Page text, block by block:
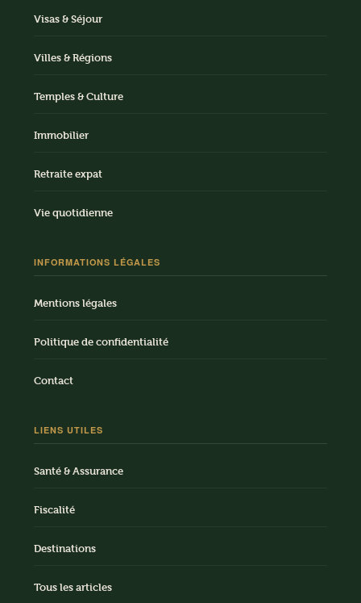
Visas & Séjour
Villes & Régions
Temples & Culture
Immobilier
Retraite expat
Vie quotidienne
INFORMATIONS LÉGALES
Mentions légales
Politique de confidentialité
Contact
LIENS UTILES
Santé & Assurance
Fiscalité
Destinations
Tous les articles